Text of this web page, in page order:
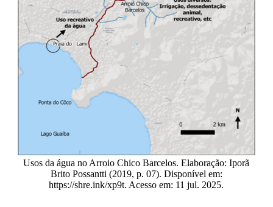
Usos da água no Arroio Chico Barcelos. Elaboração: Iporã
Brito Possantti (2019, p. 07). Disponível em:
https://shre.ink/xp9t. Acesso em: 11 jul. 2025.